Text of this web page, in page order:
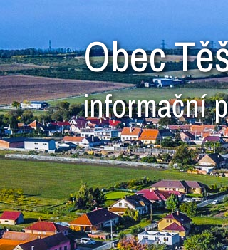
Obec
informační